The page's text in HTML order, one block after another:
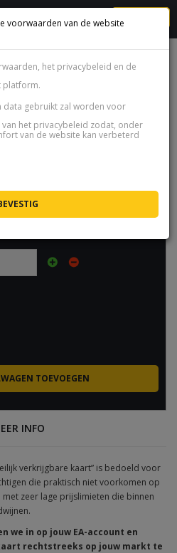
VERKRIJGBARE KAART OP DE
(SNIPING ASSIST)
moeilijk verkrijgbare kaart op de
Assist)
INFO
verkrijgbare kaart” is bedoeld voor
die praktisch niet voorkomen op
zeer lage prijslimieten die binnen
we in op jouw EA-account en
rechtstreeks op jouw markt te
voorwaarden van de website
het privacybeleid en de
platform.
data gebruikt zal worden voor
het privacybeleid zodat, onder
van de website kan verbeterd